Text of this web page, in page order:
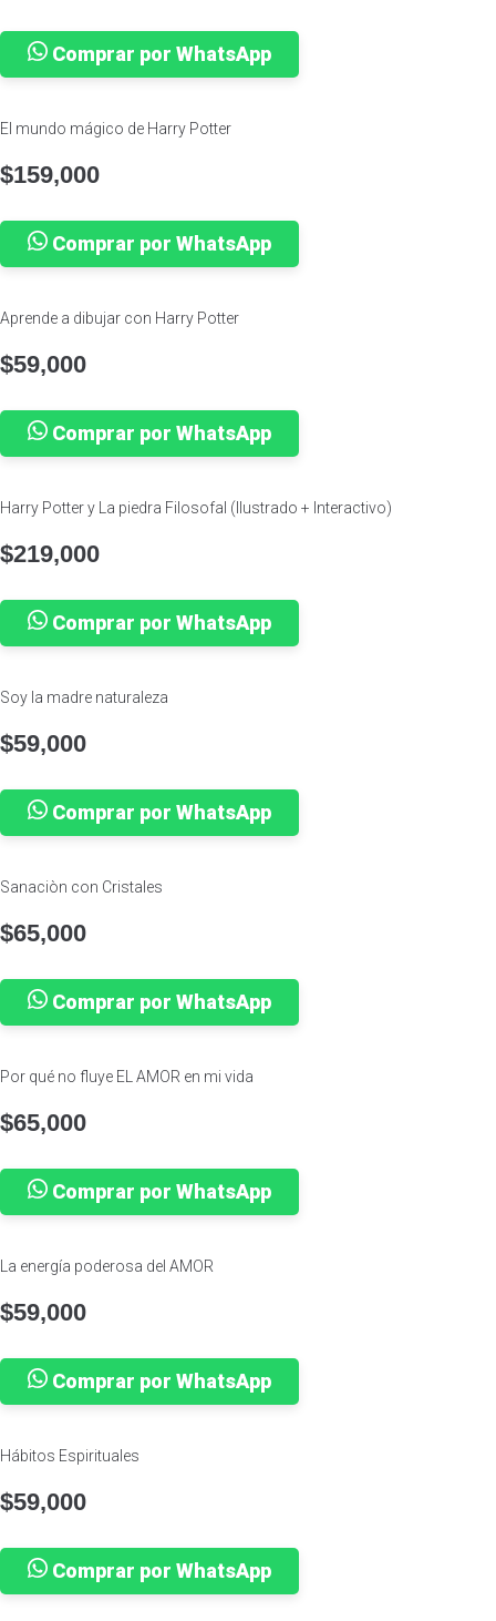
Comprar por WhatsApp
El mundo mágico de Harry Potter
$159,000
Comprar por WhatsApp
Aprende a dibujar con Harry Potter
$59,000
Comprar por WhatsApp
Harry Potter y La piedra Filosofal (Ilustrado + Interactivo)
$219,000
Comprar por WhatsApp
Soy la madre naturaleza
$59,000
Comprar por WhatsApp
Sanaciòn con Cristales
$65,000
Comprar por WhatsApp
Por qué no fluye EL AMOR en mi vida
$65,000
Comprar por WhatsApp
La energía poderosa del AMOR
$59,000
Comprar por WhatsApp
Hábitos Espirituales
$59,000
Comprar por WhatsApp